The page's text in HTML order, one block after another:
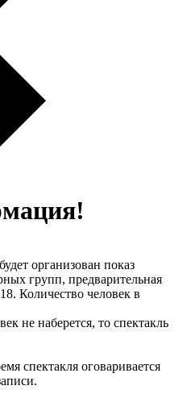
организован показ
групп, предварительная
Количество человек в
не наберется, то спектакль
спектакля оговаривается